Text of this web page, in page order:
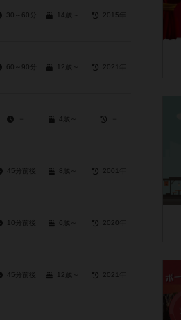
30～60分 14歳～ 2015年
60～90分 12歳～ 2021年
4歳～
45分前後 8歳～ 2001年
10分前後 6歳～ 2020年
45分前後 12歳～ 2021年